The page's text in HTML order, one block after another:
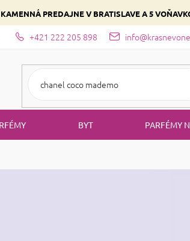
PREDAJNE V BRATISLAVE A 5
+421 222 205 898
Zloženie parfémov a druhy vôní
BYT PARFÉMY